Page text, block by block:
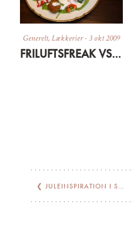
Generelt, Lækkerier-3 okt 2009
FRILUFTSFREAK VS. FASHIONISTA
❮ JULEINSPIRATION I SIDSTE MINUT